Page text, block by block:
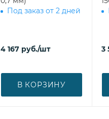
Под заказ от 2 дней
4 167 руб./шт
В КОРЗИНУ
3